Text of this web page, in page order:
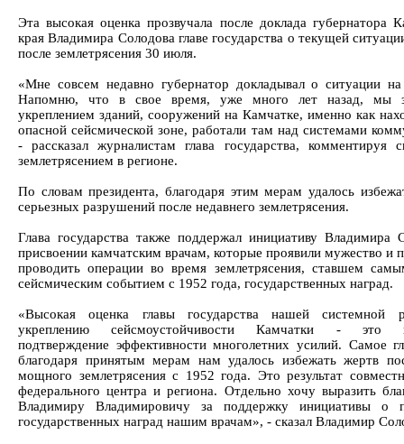
Эта высокая оценка прозвучала после доклада губернатора
края Владимира Солодова главе государства о текущей
после землетрясения 30 июля.
«Мне совсем недавно губернатор докладывал о ситуации
Напомню, что в свое время, уже много лет назад, мы
укреплением зданий, сооружений на Камчатке, именно как
опасной сейсмической зоне, работали там над системами
- рассказал журналистам глава государства, комментируя
землетрясением в регионе.
По словам президента, благодаря этим мерам удалось
серьезных разрушений после недавнего землетрясения.
Глава государства также поддержал инициативу Владимира
присвоении камчатским врачам, которые проявили мужество и
проводить операции во время землетрясения, ставшем
сейсмическим событием с 1952 года, государственных наград.
«Высокая оценка главы государства нашей системной
укреплению сейсмоустойчивости Камчатки - это
подтверждение эффективности многолетних усилий. Самое
благодаря принятым мерам нам удалось избежать жертв
мощного землетрясения с 1952 года. Это результат
федерального центра и региона. Отдельно хочу выразить
Владимиру Владимировичу за поддержку инициативы о
государственных наград нашим врачам», - сказал Владимир